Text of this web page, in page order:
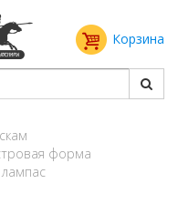
Корзина
форма